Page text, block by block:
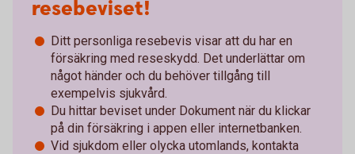
resebeviset!
Ditt personliga resebevis visar att du har en
försäkring med reseskydd. Det underlättar om
något händer och du behöver tillgång till
exempelvis sjukvård.
Du hittar beviset under Dokument när du klickar
på din försäkring i appen eller internetbanken.
Vid sjukdom eller olycka utomlands, kontakta